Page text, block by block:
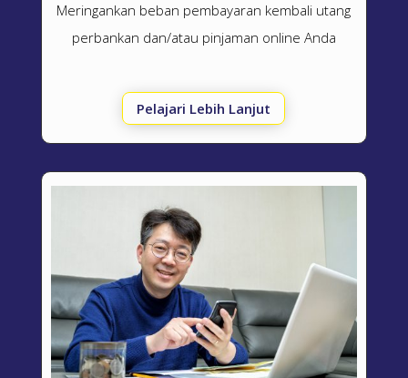
Meringankan beban pembayaran kembali utang
perbankan dan/atau pinjaman online Anda
Pelajari Lebih Lanjut